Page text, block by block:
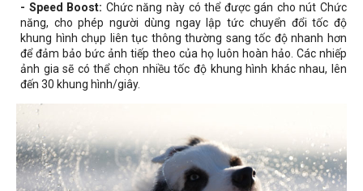
- Speed Boost: Chức năng này có thể được gán cho nút Chức
năng, cho phép người dùng ngay lập tức chuyển đổi tốc độ
khung hình chụp liên tục thông thường sang tốc độ nhanh hơn
để đảm bảo bức ảnh tiếp theo của họ luôn hoàn hảo. Các nhiếp
ảnh gia sẽ có thể chọn nhiều tốc độ khung hình khác nhau, lên
đến 30 khung hình/giây.